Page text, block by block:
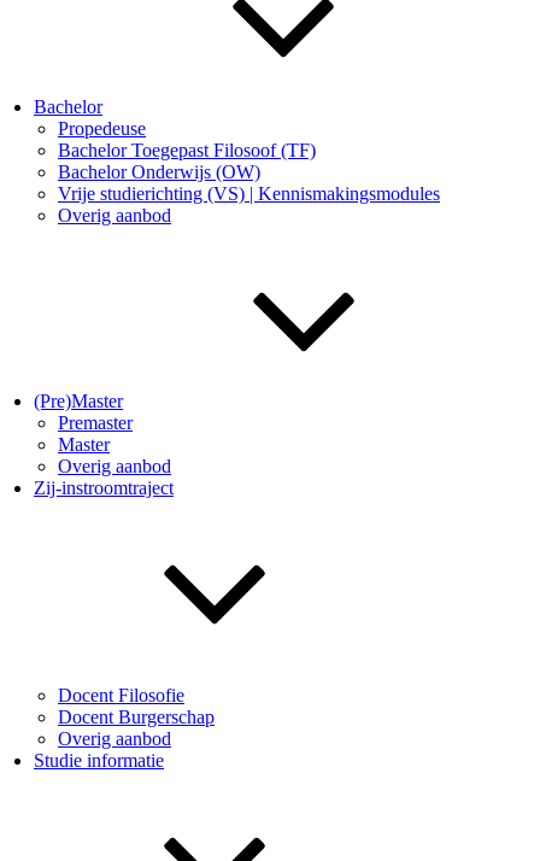
Bachelor
Propedeuse
Bachelor Toegepast Filosoof (TF)
Bachelor Onderwijs (OW)
Vrije studierichting (VS) | Kennismakingsmodules
Overig aanbod
(Pre)Master
Premaster
Master
Overig aanbod
Zij-instroomtraject
Docent Filosofie
Docent Burgerschap
Overig aanbod
Studie informatie